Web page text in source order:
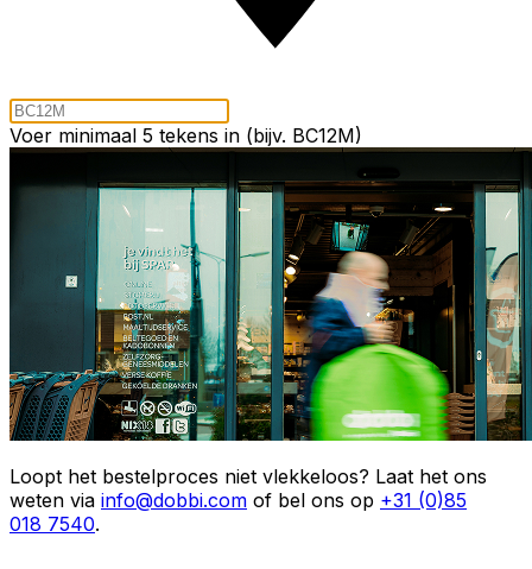
Voer minimaal 5 tekens in (bijv. BC12M)
Loopt het bestelproces niet vlekkeloos? Laat het ons
weten via info@dobbi.com of bel ons op +31 (0)85
018 7540.